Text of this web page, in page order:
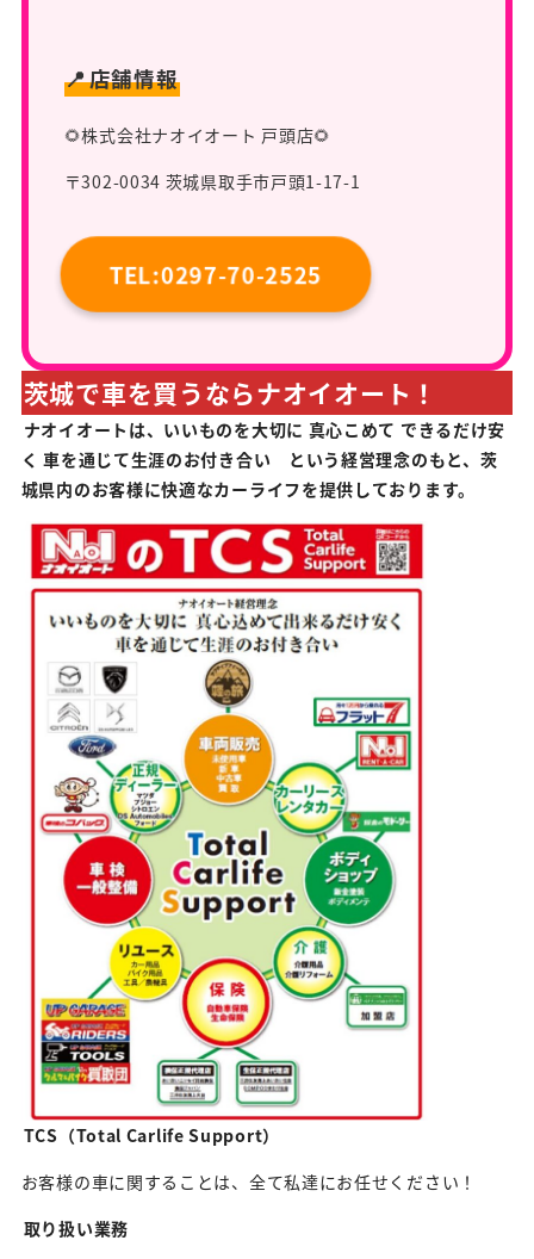
📍店舗情報
🌻株式会社ナオイオート 戸頭店🌻
〒302-0034 茨城県取手市戸頭1-17-1
TEL:0297-70-2525
茨城で車を買うならナオイオート！
ナオイオートは、いいものを大切に 真心こめて できるだけ安
く 車を通じて生涯のお付き合い という経営理念のもと、茨
城県内のお客様に快適なカーライフを提供しております。
TCS（Total Carlife Support）
お客様の車に関することは、全て私達にお任せください！
取り扱い業務